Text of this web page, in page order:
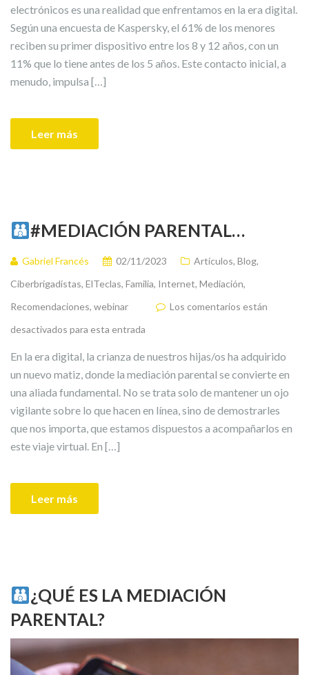
electrónicos es una realidad que enfrentamos en la era digital.
Según una encuesta de Kaspersky, el 61% de los menores
reciben su primer dispositivo entre los 8 y 12 años, con un
11% que lo tiene antes de los 5 años. Este contacto inicial, a
menudo, impulsa […]
Leer más
#MEDIACIÓN PARENTAL…
Gabriel Francés 02/11/2023 Artículos, Blog,
Ciberbrigadistas, ElTeclas, Familia, Internet, Mediación,
Recomendaciones, webinar
Los comentarios están
desactivados para esta entrada
En la era digital, la crianza de nuestros hijas/os ha adquirido
un nuevo matiz, donde la mediación parental se convierte en
una aliada fundamental. No se trata solo de mantener un ojo
vigilante sobre lo que hacen en línea, sino de demostrarles
que nos importa, que estamos dispuestos a acompañarlos en
este viaje virtual. En […]
Leer más
¿QUÉ ES LA MEDIACIÓN
PARENTAL?